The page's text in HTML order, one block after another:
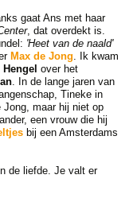
gaat Ans met haar
, dat overdekt is.
'Heet van de naald'
Max de Jong. Ik kwam
over het
. In de lange jaren van
Tineke in
Jong, maar hij niet op
een vrouw die hij
bij een Amsterdams
de liefde. Je valt er